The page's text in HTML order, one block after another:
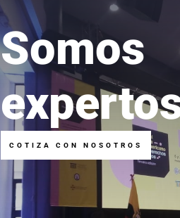
Somos
COTIZA CON NOSOTROS